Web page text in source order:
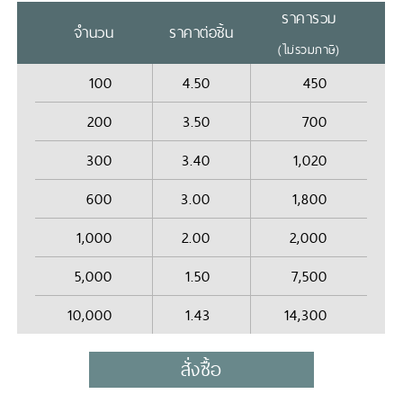
จำนวน ราคาต่อชิ้น
ราคารวม
(ไม่รวมภาษี)
100 4.50
450
200
3.50
700
300
3.40
1,020
600
3.00
1,800
1,000
2.00
2,000
5,000
1.50
7,500
10,000
1.43 14,300
สั่งซื้อ